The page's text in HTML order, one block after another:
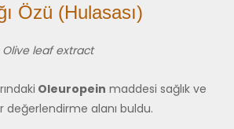
Özü (Hulasası)
leaf extract
Oleuropein maddesi sağlık ve
alanı buldu.